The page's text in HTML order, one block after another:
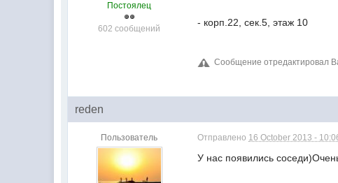
Постоялец
602 сообщений
- корп.22, сек.5, этаж 10
Сообщение отредактировал
reden
Пользователь Отправлено 16 October 2013 -
У нас появились